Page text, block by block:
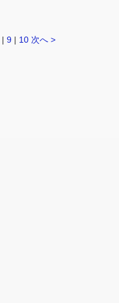
| 9 | 10 次へ >